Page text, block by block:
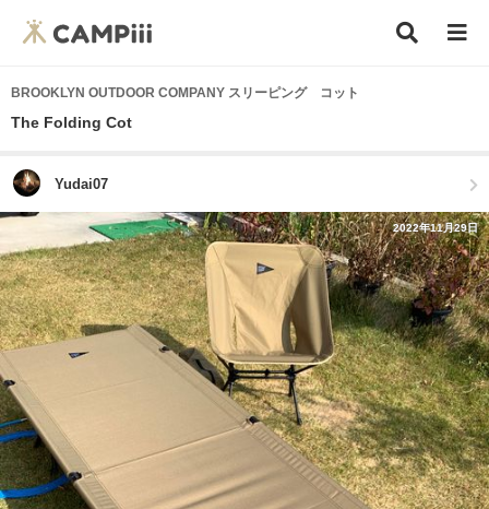
BROOKLYN OUTDOOR COMPANY スリーピング コット
The Folding Cot
Yudai07
2022年11月29日